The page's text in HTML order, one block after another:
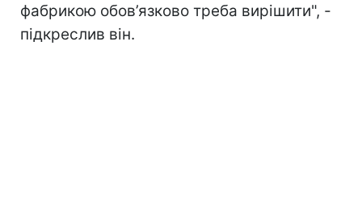
фабрикою обов’язково треба вирішити", -
підкреслив він.